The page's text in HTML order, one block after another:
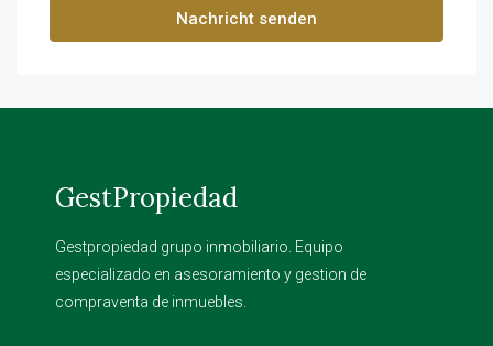
Nachricht senden
GestPropiedad
Gestpropiedad grupo inmobiliario. Equipo
especializado en asesoramiento y gestion de
compraventa de inmuebles.